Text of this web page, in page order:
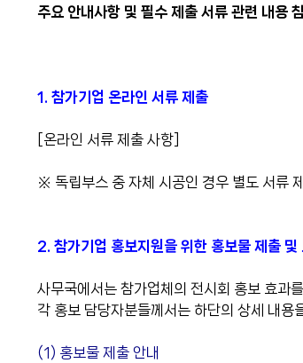
주요 안내사항 및 필수 제출 서류 관련 내용
1. 참가기업 온라인 서류 제출
[온라인 서류 제출 사항]
※ 독립부스 중 자체 시공인 경우 별도 서류
2. 참가기업 홍보지원을 위한 홍보물 제출 및
사무국에서는 참가업체의 전시회 홍보 효과
각 홍보 담당자분들께서는 하단의 상세 내
(1) 홍보물 제출 안내